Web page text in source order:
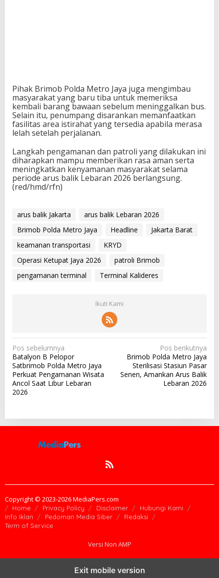
Pihak Brimob Polda Metro Jaya juga mengimbau
masyarakat yang baru tiba untuk memeriksa
kembali barang bawaan sebelum meninggalkan bus.
Selain itu, penumpang disarankan memanfaatkan
fasilitas area istirahat yang tersedia apabila merasa
lelah setelah perjalanan.
Langkah pengamanan dan patroli yang dilakukan ini
diharapkan mampu memberikan rasa aman serta
meningkatkan kenyamanan masyarakat selama
periode arus balik Lebaran 2026 berlangsung.
(red/hmd/rfn)
arus balik Jakarta
arus balik Lebaran 2026
Brimob Polda Metro Jaya
Headline
Jakarta Barat
keamanan transportasi
KRYD
Operasi Ketupat Jaya 2026
patroli Brimob
pengamanan terminal
Terminal Kalideres
Ikuti Kami
N
a
v
i
a
s
s
Pos sebelumnya
Batalyon B Pelopor
Satbrimob Polda Metro Jaya
Perkuat Pengamanan Wisata
Ancol Saat Libur Lebaran
2026
Pos berikutnya
Brimob Polda Metro Jaya
Sterilisasi Stasiun Pasar
Senen, Amankan Arus Balik
Lebaran 2026
Copyright © 2023-2026 MediaPers.com
Home Privacy Policy Disclaimer
Hubungi Kami
Info Iklan
Pedoman Media Siber
Redaksi
Term of Service
Versi Non AMP
Exit mobile version